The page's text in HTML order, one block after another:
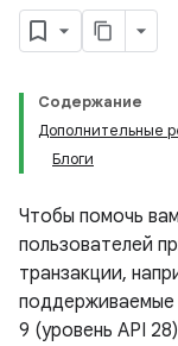
Содержание
Дополнительные
Блоги
Чтобы помочь
пользователей
транзакции,
поддерживаемые
9 (уровень API